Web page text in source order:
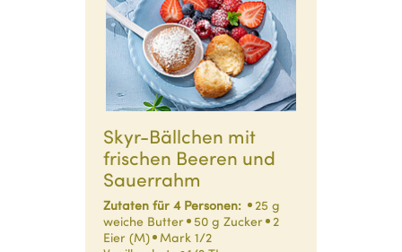
Skyr-Bällchen mit
frischen Beeren und
Sauerrahm
Zutaten für 4 Personen:
25 g
weiche Butter
50 g Zucker
2
Eier (M) Mark 1/2